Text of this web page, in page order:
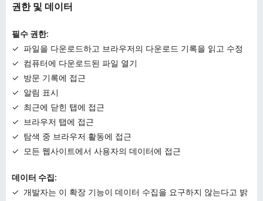
권한 및 데이터
필수 권한:
파일을 다운로드하고 브라우저의 다운로드 기록을 읽고 수정
컴퓨터에 다운로드된 파일 열기
방문 기록에 접근
알림 표시
최근에 닫힌 탭에 접근
브라우저 탭에 접근
탐색 중 브라우저 활동에 접근
모든 웹사이트에서 사용자의 데이터에 접근
데이터 수집:
개발자는 이 확장 기능이 데이터 수집을 요구하지 않는다고 밝